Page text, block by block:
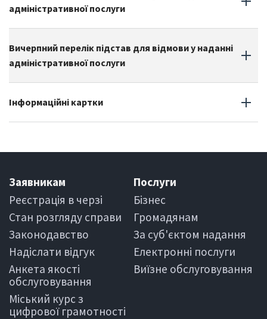
адміністративної послуги
Вичерпний перелік підстав для відмови у наданні
адміністративної послуги
Інформаційні картки
Заявникам
Реєстрація в черзi
Стан розгляду справи
Законодавство
Надіслати вiдгук
Анкета якості
обслуговування
Міський курс з
цифрової грамотності
Послуги
Бiзнес
Громадянам
За суб'єктом надання
Електроннi послуги
Виїзне обслуговування